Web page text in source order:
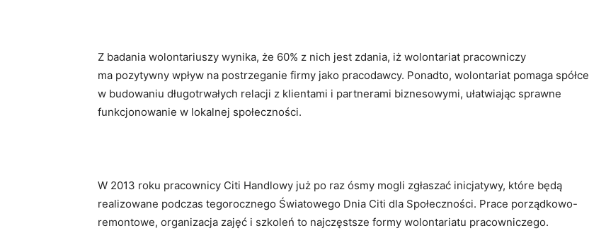
Z badania wolontariuszy wynika, że 60% z nich jest zdania, iż wolontariat pracowniczy
ma pozytywny wpływ na postrzeganie firmy jako pracodawcy. Ponadto, wolontariat pomaga spółce
w budowaniu długotrwałych relacji z klientami i partnerami biznesowymi, ułatwiając sprawne
funkcjonowanie w lokalnej społeczności.
W 2013 roku pracownicy Citi Handlowy już po raz ósmy mogli zgłaszać inicjatywy, które będą
realizowane podczas tegorocznego Światowego Dnia Citi dla Społeczności. Prace porządkowo-
remontowe, organizacja zajęć i szkoleń to najczęstsze formy wolontariatu pracowniczego.